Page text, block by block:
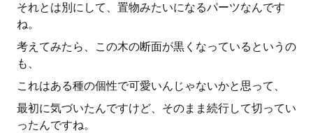
それとは別にして、置物みたいになるパーツなんです
ね。
考えてみたら、この木の断面が黒くなっているというの
も、
これはある種の個性で可愛いんじゃないかと思って、
最初に気づいたんですけど、そのまま続行して切ってい
ったんですね。